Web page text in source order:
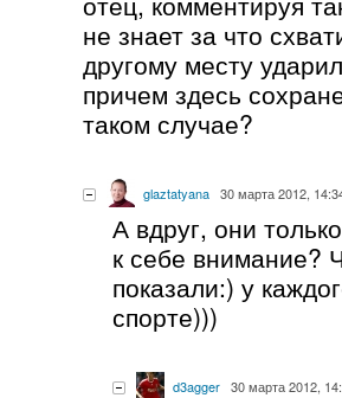
не знает за что
другому месту
причем здесь
таком случае?
glaztatyana 30 марта 2012,
А вдруг, они
к себе внимание?
показали:) у
спорте)))
d3agger 30 марта 2012,